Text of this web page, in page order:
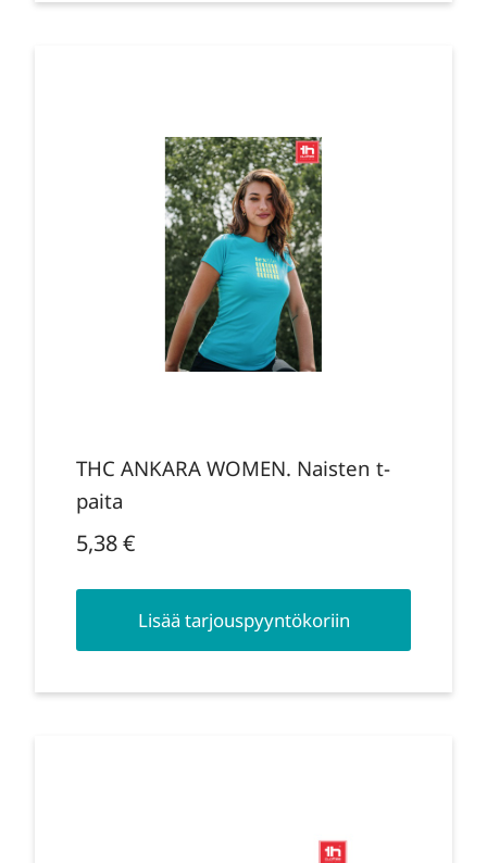
THC ANKARA WOMEN. Naisten t-
paita
5,38€
Lisää tarjouspyyntökoriin